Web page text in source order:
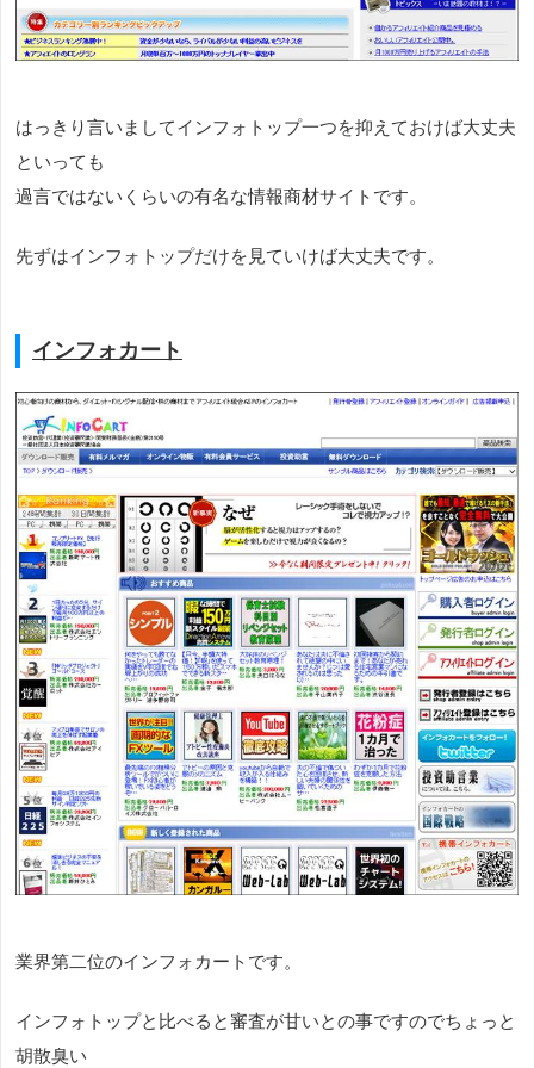
はっきり言いましてインフォトップ一つを抑えておけば大丈夫
といっても
過言ではないくらいの有名な情報商材サイトです。
先ずはインフォトップだけを見ていけば大丈夫です。
インフォカート
業界第二位のインフォカートです。
インフォトップと比べると審査が甘いとの事ですのでちょっと
胡散臭い